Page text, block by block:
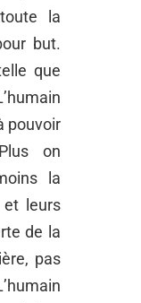
la
but.
que
pouvoir
on
la
et leurs
de la
pas